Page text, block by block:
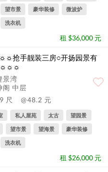
望市景 豪华装修 微波炉
洗衣机
租 $36,000 元
手靓装三房○开扬园景有
景湾
阁 中层
尺
@48.2 元
私人屋苑 太古 望园景
望市景 望海景 豪华装修
洗衣机
租 $26,000 元